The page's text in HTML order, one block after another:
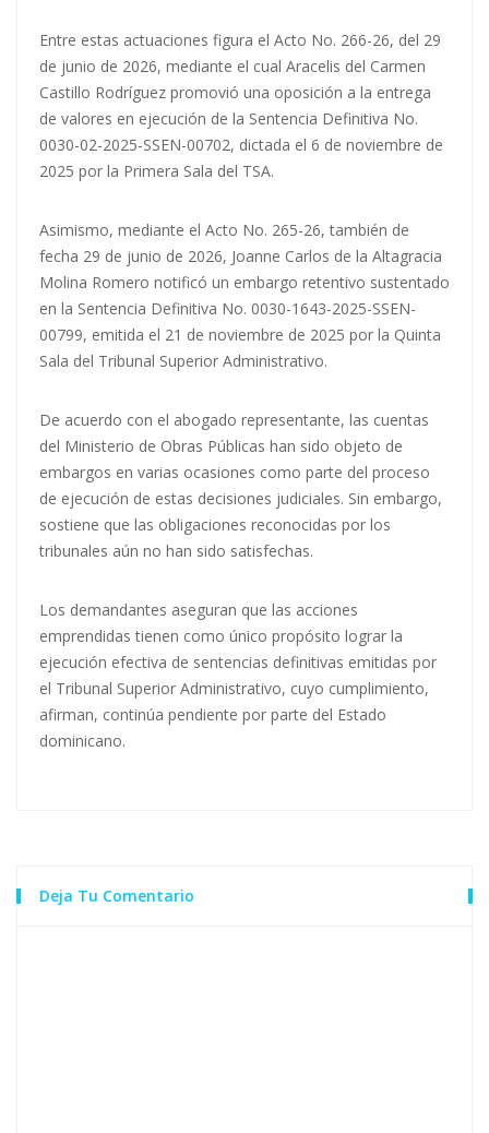
Entre estas actuaciones figura el Acto No. 266-26, del 29
de junio de 2026, mediante el cual Aracelis del Carmen
Castillo Rodríguez promovió una oposición a la entrega
de valores en ejecución de la Sentencia Definitiva No.
0030-02-2025-SSEN-00702, dictada el 6 de noviembre de
2025 por la Primera Sala del TSA.
Asimismo, mediante el Acto No. 265-26, también de
fecha 29 de junio de 2026, Joanne Carlos de la Altagracia
Molina Romero notificó un embargo retentivo sustentado
en la Sentencia Definitiva No. 0030-1643-2025-SSEN-
00799, emitida el 21 de noviembre de 2025 por la Quinta
Sala del Tribunal Superior Administrativo.
De acuerdo con el abogado representante, las cuentas
del Ministerio de Obras Públicas han sido objeto de
embargos en varias ocasiones como parte del proceso
de ejecución de estas decisiones judiciales. Sin embargo,
sostiene que las obligaciones reconocidas por los
tribunales aún no han sido satisfechas.
Los demandantes aseguran que las acciones
emprendidas tienen como único propósito lograr la
ejecución efectiva de sentencias definitivas emitidas por
el Tribunal Superior Administrativo, cuyo cumplimiento,
afirman, continúa pendiente por parte del Estado
dominicano.
Deja Tu Comentario